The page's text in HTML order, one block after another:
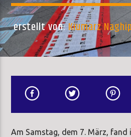
erstellt von:Kiumarz
Am Samstag, dem 7. März, fand